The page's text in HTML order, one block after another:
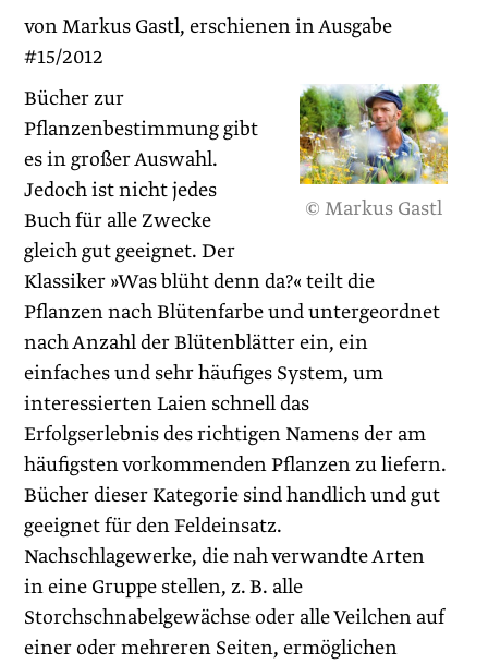
von Markus Gastl, erschienen in Ausgabe
#15/2012
© Markus Gastl
Bücher zur
Pflanzenbestimmung gibt
es in großer Auswahl.
Jedoch ist nicht jedes
Buch für alle Zwecke
gleich gut geeignet. Der
Klassiker »Was blüht denn da?« teilt die
Pflanzen nach Blütenfarbe und untergeordnet
nach Anzahl der Blütenblätter ein, ein
einfaches und sehr häufiges System, um
interessierten Laien schnell das
Erfolgserlebnis des richtigen Namens der am
häufigsten vorkommenden Pflanzen zu liefern.
Bücher dieser Kategorie sind handlich und gut
geeignet für den Feldeinsatz.
Nachschlagewerke, die nah verwandte Arten
in eine Gruppe stellen, z. B. alle
Storchschnabelgewächse oder alle Veilchen auf
einer oder mehreren Seiten, ermöglichen